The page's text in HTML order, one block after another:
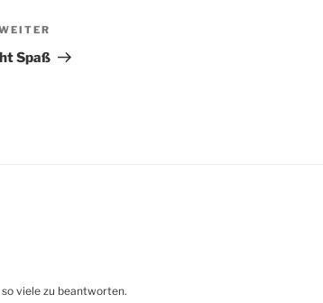
Beitrag
Spaß
viele zu beantworten.